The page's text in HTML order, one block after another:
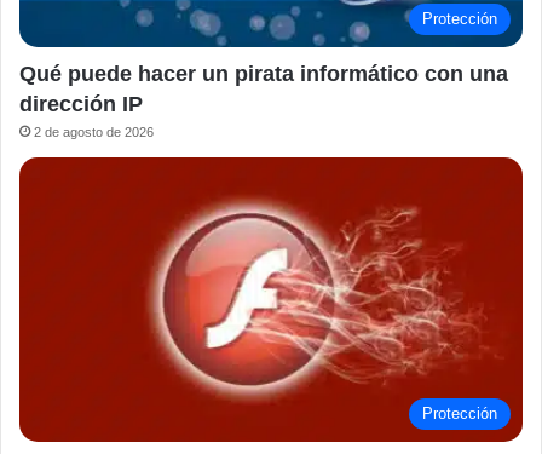
Protección
Qué puede hacer un pirata informático con una
dirección IP
2 de agosto de 2026
Protección